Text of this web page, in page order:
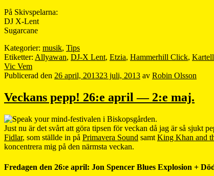
På Skivspelarna:
DJ X-Lent
Sugarcane
Kategorier: musik, Tips
Etiketter: Allyawan, DJ-X Lent, Etzia, Hammerhill Click,
Vic Vem
Publicerad den 26 april, 201323 juli, 2013 av Robin Olsson
Veckans pepp! 26:e april — 2:e maj.
Just nu är det svårt att göra tipsen för veckan då jag är så sjukt
Fidlar, som ställde in på Primavera Sound samt King Khan and
koncentrera mig på den närmsta veckan.
Fredagen den 26:e april: Jon Spencer Blues Explosion +